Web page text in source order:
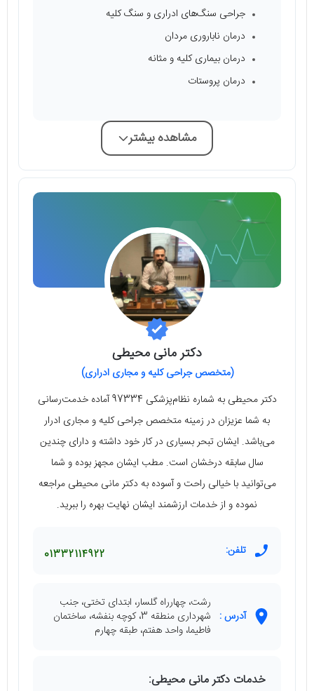
جراحی سنگ‌های ادراری و سنگ کلیه
درمان ناباروری مردان
درمان بیماری‌ کلیه و مثانه
درمان پروستات
مشاهده بیشتر
دکتر مانی محیطی
(متخصص جراحی کلیه و مجاری ادراری)
دکتر محیطی به شماره نظام‌پزشکی 97334 آماده خدمت‌رسانی
به شما عزیزان در زمینه متخصص جراحی کلیه و مجاری ادرار
می‌باشد. ایشان تبحر بسیاری در کار خود داشته و دارای چندین
سال سابقه درخشان است. مطب ایشان مجهز بوده و شما
می‌توانید با خیالی راحت و آسوده به دکتر مانی محیطی مراجعه
نموده و از خدمات ارزشمند ایشان نهایت بهره را ببرید.
تلفن: 01332114922
آدرس :
رشت، چهارراه گلسار، ابتدای تختی، جنب
شهرداری منطقه 3، کوچه بنفشه، ساختمان
فاطیما، واحد هفتم، طبقه چهارم
خدمات دکتر مانی محیطی: